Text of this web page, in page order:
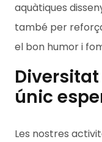
aquàtiques
també per
el bon humor i
únic
Les nostres